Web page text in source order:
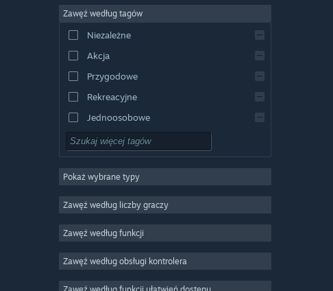
Angielski
Hiszpański
Hiszpański latynoamerykański
Zawęź według tagów
Niezależne
Akcja
Przygodowe
Rekreacyjne
Jednoosobowe
Symulatory
Strategiczne
2D
Free to Play
Pokaż wybrane typy
Zawęź według liczby graczy
Zawęź według funkcji
Zawęź według obsługi kontrolera